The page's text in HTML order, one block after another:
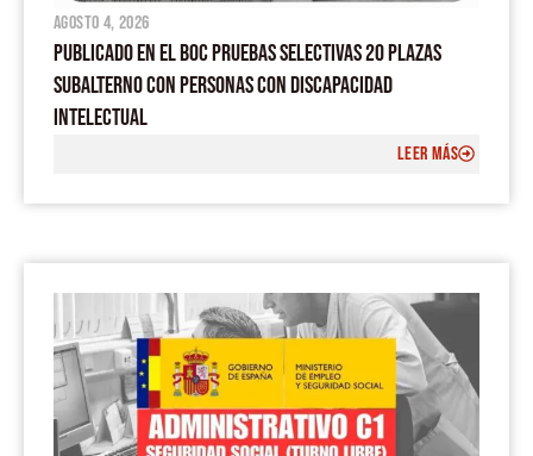
agosto 4, 2026
PUBLICADO EN EL BOC PRUEBAS SELECTIVAS 20 PLAZAS
SUBALTERNO CON PERSONAS CON DISCAPACIDAD
INTELECTUAL
LEER MÁS